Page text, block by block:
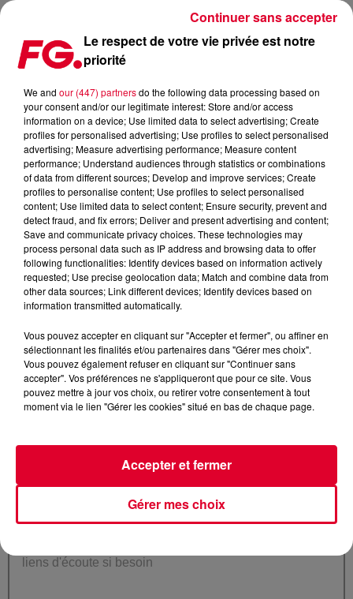
CONTACTEZ-NOUS
Prénom*
Nom*
Email*
Code Postal*
Votre message*
Le respect de votre vie privée est notre
priorité
We and our (447) partnersdo the following data processing based on
your consent and/or our legitimate interest: Store and/or access
information on a device; Use limited data to select advertising; Create
profiles for personalised advertising; Use profiles to select personalised
advertising; Measure advertising performance; Measure content
performance; Understand audiences through statistics or combinations
of data from different sources; Develop and improve services; Create
profiles to personalise content; Use profiles to select personalised
content; Use limited data to select content; Ensure security, prevent and
detect fraud, and fix errors; Deliver and present advertising and content;
Save and communicate privacy choices. These technologies may
process personal data such as IP address and browsing data to offer
following functionalities: Identify devices based on information actively
requested; Use precise geolocation data; Match and combine data from
other data sources; Link different devices; Identify devices based on
information transmitted automatically.
Vous pouvez accepter en cliquant sur "Accepter et fermer", ou affiner en
sélectionnant les finalités et/ou partenaires dans "Gérer mes choix".
Vous pouvez également refuser en cliquant sur "Continuer sans
accepter". Vos préférences ne s'appliqueront que pour ce site. Vous
pouvez mettre à jour vos choix, ou retirer votre consentement à tout
moment via le lien "Gérer les cookies" situé en bas de chaque page.
Gérer mes choix
Accepter et fermer
Continuer sans accepter